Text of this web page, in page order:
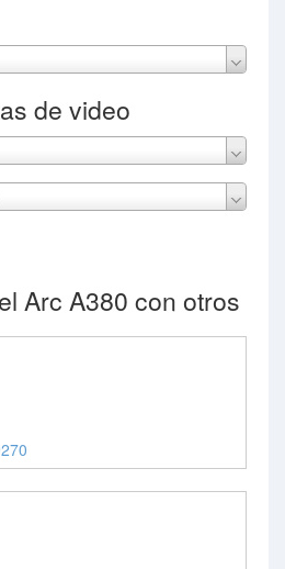
de video
Arc A380 con otros